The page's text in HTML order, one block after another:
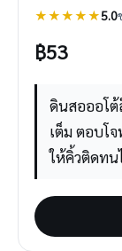
★★★★★5.0
฿53
ดินสอออโต้
เต็ม ตอบโ
ให้คิ้วติดทน